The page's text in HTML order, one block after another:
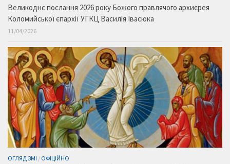
Великоднє послання 2026 року Божого правлячого архиєрея
Коломийської єпархії УГКЦ Василія Івасюка
11/04/2026
ОГЛЯД ЗМІ / ОФІЦІЙНО